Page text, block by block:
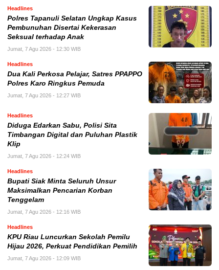
Headlines
Polres Tapanuli Selatan Ungkap Kasus
Pembunuhan Disertai Kekerasan
Seksual terhadap Anak
Jumat, 7 Agu 2026 - 12:30 WIB
Headlines
Dua Kali Perkosa Pelajar, Satres PPAPPO
Polres Karo Ringkus Pemuda
Jumat, 7 Agu 2026 - 12:27 WIB
Headlines
Diduga Edarkan Sabu, Polisi Sita
Timbangan Digital dan Puluhan Plastik
Klip
Jumat, 7 Agu 2026 - 12:24 WIB
Headlines
Bupati Siak Minta Seluruh Unsur
Maksimalkan Pencarian Korban
Tenggelam
Jumat, 7 Agu 2026 - 12:16 WIB
Headlines
KPU Riau Luncurkan Sekolah Pemilu
Hijau 2026, Perkuat Pendidikan Pemilih
Jumat, 7 Agu 2026 - 12:09 WIB